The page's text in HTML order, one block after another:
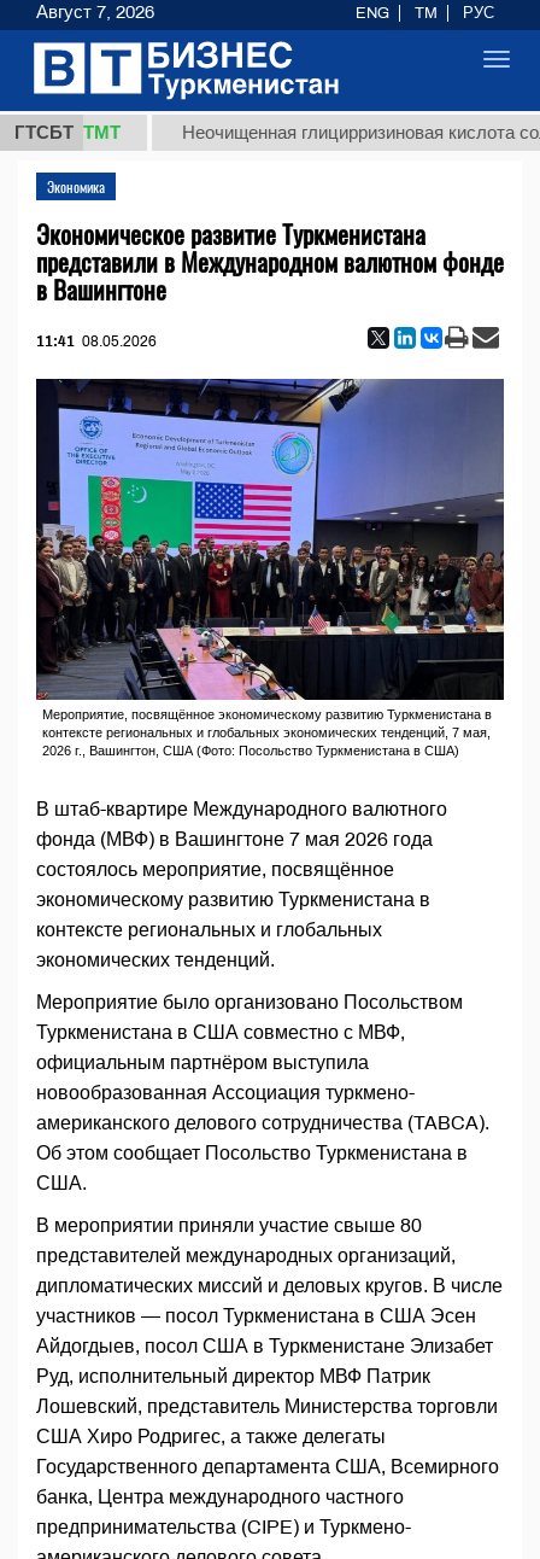
ГТСБТ
ТМТ Неочищенная глицирризиновая кислота
Экономика
Экономическое развитие Туркменистана
представили в Международном валютном фонде
в Вашингтоне
11:41 08.05.2026
Мероприятие, посвящённое экономическому развитию Туркменистана в
контексте региональных и глобальных экономических тенденций, 7 мая,
2026 г., Вашингтон, США (Фото: Посольство Туркменистана в США)
В штаб-квартире Международного валютного
фонда (МВФ) в Вашингтоне 7 мая 2026 года
состоялось мероприятие, посвящённое
экономическому развитию Туркменистана в
контексте региональных и глобальных
экономических тенденций.
Мероприятие было организовано Посольством
Туркменистана в США совместно с МВФ,
официальным партнёром выступила
новообразованная Ассоциация туркмено-
американского делового сотрудничества (TABCA).
Об этом сообщает Посольство Туркменистана в
США.
В мероприятии приняли участие свыше 80
представителей международных организаций,
дипломатических миссий и деловых кругов. В числе
участников — посол Туркменистана в США Эсен
Айдогдыев, посол США в Туркменистане Элизабет
Руд, исполнительный директор МВФ Патрик
Лошевский, представитель Министерства торговли
США Хиро Родригес, а также делегаты
Государственного департамента США, Всемирного
банка, Центра международного частного
предпринимательства (CIPE) и Туркмено-
Август 7, 2026 ENG TM РУС